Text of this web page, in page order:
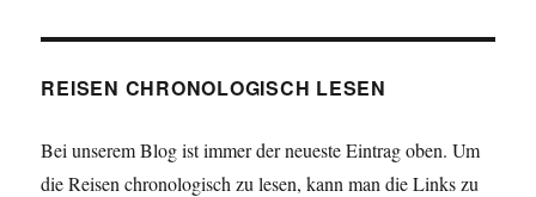
REISEN CHRONOLOGISCH LESEN
Bei unserem Blog ist immer der neueste Eintrag oben. Um
die Reisen chronologisch zu lesen, kann man die Links zu